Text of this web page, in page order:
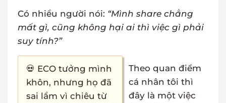
Có nhiều người nói: “Mình share chẳng
mất gì, cũng không hại ai thì việc gì phải
suy tính?”
💀 ECO tưởng mình
khôn, nhưng họ đã
sai lầm vì chiêu từ
Theo quan điểm
cá nhân tôi thì
đây là một việc